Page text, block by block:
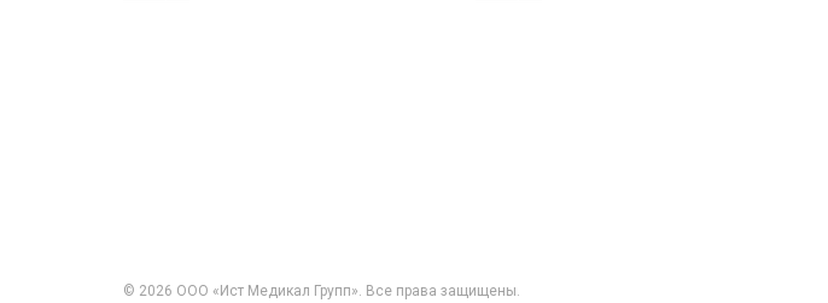
© 2026 ООО «Ист Медикал Групп». Все права защищены.